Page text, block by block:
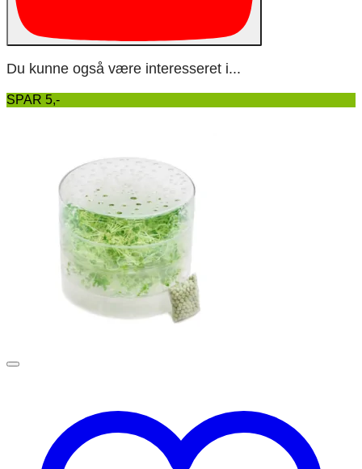
Du kunne også være interesseret i...
SPAR 5,-